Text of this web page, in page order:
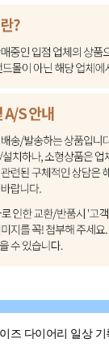
즈 다이어리 일상